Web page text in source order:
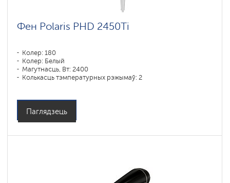
Фен Polaris PHD 2450Ti
Колер: 180
Колер: Белый
Магутнасць, Вт: 2400
Колькасць тэмпературных рэжымаў: 2
Паглядзець